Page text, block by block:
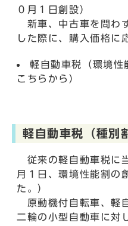
０月１日創設）
新車、中古車を問わ
した際に、購入価格に
軽自動車税（環境
こちらから）
軽自動車税（種別
従来の軽自動車税に
月１日、環境性能割の
た。）
原動機付自転車、軽
二輪の小型自動車に対